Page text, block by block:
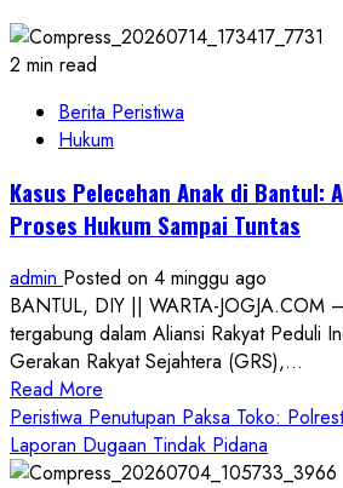
2 min read
Berita Peristiwa
Hukum
Kasus Pelecehan Anak di Bantul:
Proses Hukum Sampai Tuntas
admin Posted on 4 minggu ago
BANTUL, DIY || WARTA-JOGJA.COM
tergabung dalam Aliansi Rakyat Peduli
Gerakan Rakyat Sejahtera (GRS),...
Read More
more
about
Kasus
Peristiwa Penutupan Paksa Toko:
Laporan Dugaan Tindak Pidana